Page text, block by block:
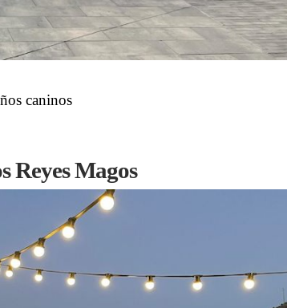
caninos
Reyes Magos